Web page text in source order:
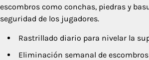
escombros como conchas, piedras y
seguridad de los jugadores.
Rastrillado diario para nivelar la
Eliminación semanal de